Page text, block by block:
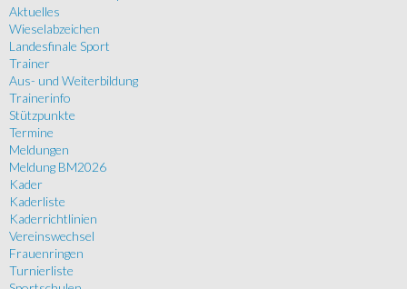
Aktuelles
Wieselabzeichen
Landesfinale Sport
Trainer
Aus- und Weiterbildung
Trainerinfo
Stützpunkte
Termine
Meldungen
Meldung BM2026
Kader
Kaderliste
Kaderrichtlinien
Vereinswechsel
Frauenringen
Turnierliste